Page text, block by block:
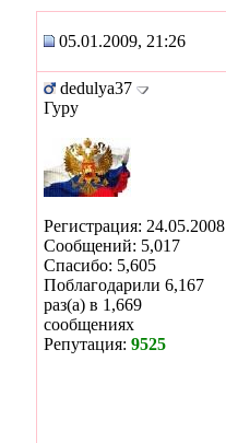
05.01.2009, 21:26
dedulya37
Гуру
Регистрация: 24.05.2008
Сообщений: 5,017
Спасибо: 5,605
Поблагодарили 6,167
раз(а) в 1,669
сообщениях
Репутация: 9525